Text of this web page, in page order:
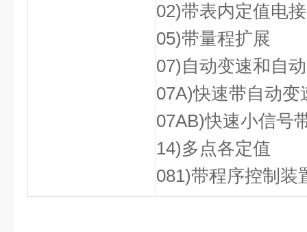
02)带表内定值电
05)带量程扩展
07)自动变速和自
07A)快速带自动变
07AB)快速小信号
14)多点各定值
081)带程序控制装